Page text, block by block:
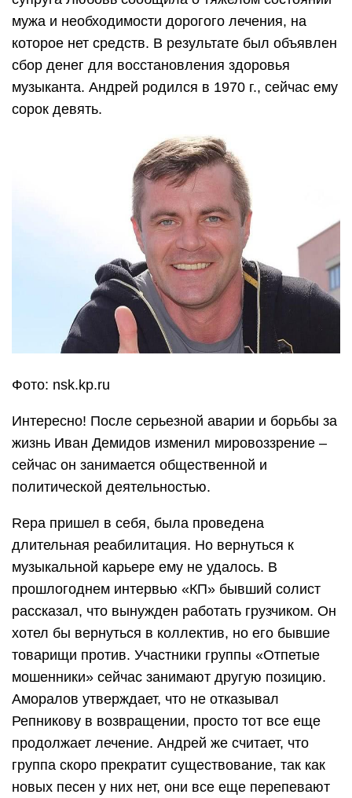
мужа и необходимости дорогого лечения, на
которое нет средств. В результате был объявлен
сбор денег для восстановления здоровья
музыканта. Андрей родился в 1970 г., сейчас ему
сорок девять.
Фото: nsk.kp.ru
Интересно! После серьезной аварии и борьбы за
жизнь Иван Демидов изменил мировоззрение –
сейчас он занимается общественной и
политической деятельностью.
Repa пришел в себя, была проведена
длительная реабилитация. Но вернуться к
музыкальной карьере ему не удалось. В
прошлогоднем интервью «КП» бывший солист
рассказал, что вынужден работать грузчиком. Он
хотел бы вернуться в коллектив, но его бывшие
товарищи против. Участники группы «Отпетые
мошенники» сейчас занимают другую позицию.
Аморалов утверждает, что не отказывал
Репникову в возвращении, просто тот все еще
продолжает лечение. Андрей же считает, что
группа скоро прекратит существование, так как
новых песен у них нет, они все еще перепевают